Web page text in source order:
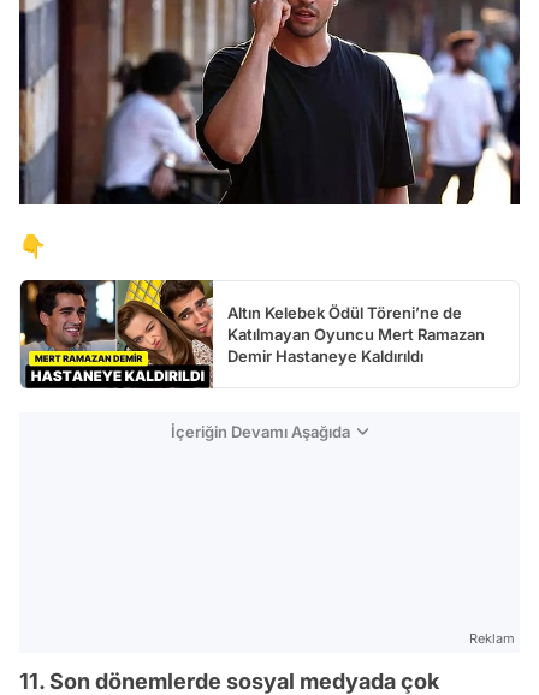
👇
Altın Kelebek Ödül Töreni’ne de
Katılmayan Oyuncu Mert Ramazan
Demir Hastaneye Kaldırıldı
İçeriğin Devamı Aşağıda
Reklam
11. Son dönemlerde sosyal medyada çok